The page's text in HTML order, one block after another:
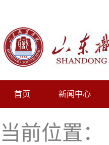
首页 新闻中心
当前位置：